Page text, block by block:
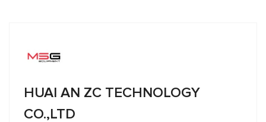
HUAI AN ZC TECHNOLOGY
CO.,LTD